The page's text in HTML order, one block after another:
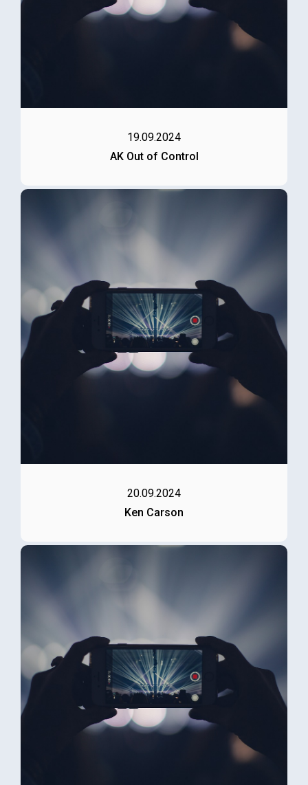
19.09.2024
AK Out of Control
20.09.2024
Ken Carson